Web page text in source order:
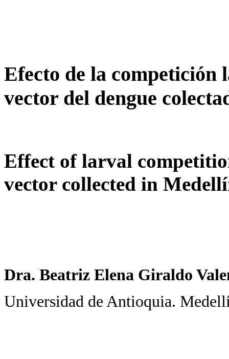
Efecto de la competición
vector del dengue
Effect of larval
vector collected in
Dra. Beatriz Elena Giraldo
Universidad de Antioquia.